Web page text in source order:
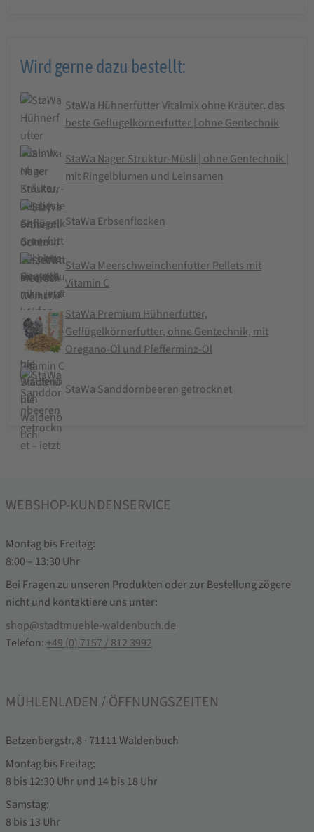
Wird gerne dazu bestellt:
StaWa Hühnerfutter Vitalmix ohne Kräuter, das
beste Geflügelkörnerfutter | ohne Gentechnik
StaWa Nager Struktur-Müsli | ohne Gentechnik |
mit Ringelblumen und Leinsamen
StaWa Erbsenflocken
StaWa Meerschweinchenfutter Pellets mit
Vitamin C
StaWa Premium Hühnerfutter,
Geflügelkörnerfutter, ohne Gentechnik, mit
Oregano-Öl und Pfefferminz-Öl
StaWa Sanddornbeeren getrocknet
WEBSHOP-KUNDENSERVICE
Montag bis Freitag:
8:00 – 13:30 Uhr
Bei Fragen zu unseren Produkten oder zur Bestellung zögere
nicht und kontaktiere uns unter:
shop@stadtmuehle-waldenbuch.de
Telefon: +49 (0) 7157 / 812 3992
MÜHLENLADEN / ÖFFNUNGSZEITEN
Betzenbergstr. 8 · 71111 Waldenbuch
Montag bis Freitag:
8 bis 12:30 Uhr und 14 bis 18 Uhr
Samstag:
8 bis 13 Uhr